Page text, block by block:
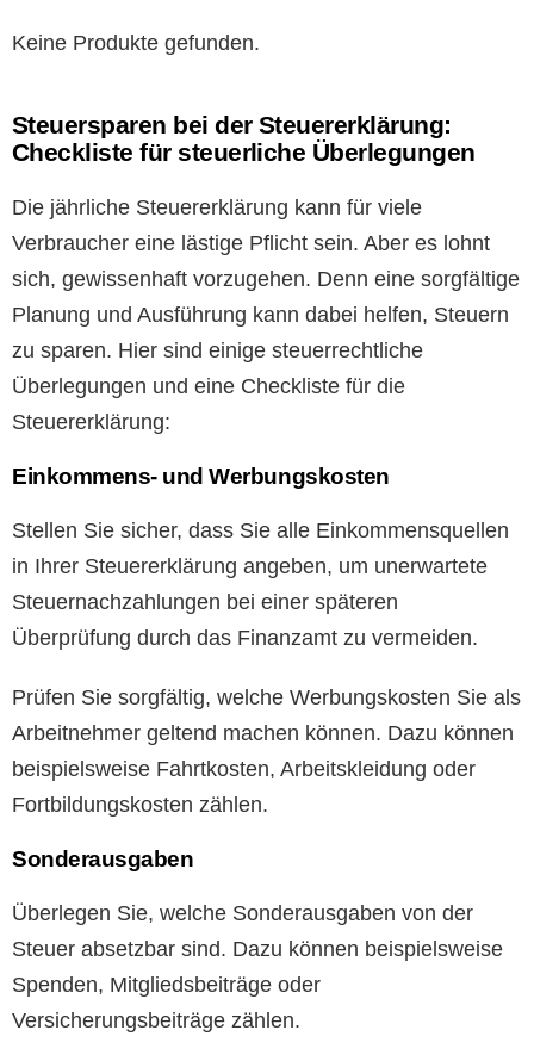
Keine Produkte gefunden.
Steuersparen bei der Steuererklärung:
Checkliste für steuerliche Überlegungen
Die jährliche Steuererklärung kann für viele
Verbraucher eine lästige Pflicht sein. Aber es lohnt
sich, gewissenhaft vorzugehen. Denn eine sorgfältige
Planung und Ausführung kann dabei helfen, Steuern
zu sparen. Hier sind einige steuerrechtliche
Überlegungen und eine Checkliste für die
Steuererklärung:
Einkommens- und Werbungskosten
Stellen Sie sicher, dass Sie alle Einkommensquellen
in Ihrer Steuererklärung angeben, um unerwartete
Steuernachzahlungen bei einer späteren
Überprüfung durch das Finanzamt zu vermeiden.
Prüfen Sie sorgfältig, welche Werbungskosten Sie als
Arbeitnehmer geltend machen können. Dazu können
beispielsweise Fahrtkosten, Arbeitskleidung oder
Fortbildungskosten zählen.
Sonderausgaben
Überlegen Sie, welche Sonderausgaben von der
Steuer absetzbar sind. Dazu können beispielsweise
Spenden, Mitgliedsbeiträge oder
Versicherungsbeiträge zählen.